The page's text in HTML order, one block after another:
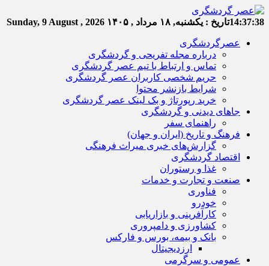
14:37:39تاریخ : یکشنبه, ۱۸ مرداد , ۱۴۰۵ Sunday, 9 August , 2026
عصرگردشگری
درباره مجله تفریحی و گردشگری
تماس و ارتباط با تیم عصر گردشگری
حریم شخصی کاربران عصر گردشگری
شرایط بازنشر محتوا
خرید رپورتاژ و بک لینک عصر گردشگری
جاهای دیدنی و گردشگری
راهنمای سفر
فرهنگ و تاریخ (ایران و جهان)
گزارش‌های خبری میراث فرهنگی
اقتصاد گردشگری
غذا و رستوران
صنعت و تجارت و خدمات
فناوری
خودرو
کارآفرینی و بازاریابی
کشاورزی و دامپروری
بانک و بیمه، بورس و فارکس
ارزدیجیتال
عمومی و سرگرمی